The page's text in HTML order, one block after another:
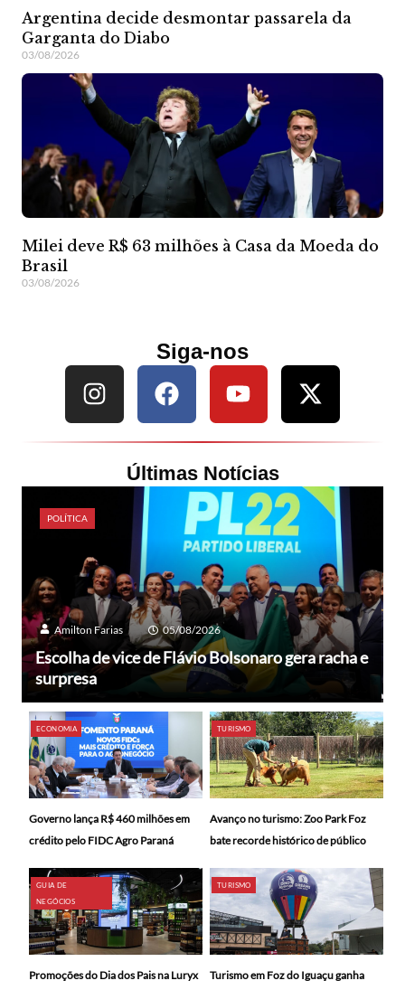
Argentina decide desmontar passarela da
Garganta do Diabo
03/08/2026
Milei deve R$ 63 milhões à Casa da Moeda do
Brasil
03/08/2026
Siga-nos
Últimas Notícias
POLÍTICA
Amilton Farias 05/08/2026
Escolha de vice de Flávio Bolsonaro gera racha e
surpresa
ECONOMIA
Governo lança R$ 460 milhões em
crédito pelo FIDC Agro Paraná
TURISMO
Avanço no turismo: Zoo Park Foz
bate recorde histórico de público
GUIA DE
NEGÓCIOS
Promoções do Dia dos Pais na Luryx
TURISMO
Turismo em Foz do Iguaçu ganha